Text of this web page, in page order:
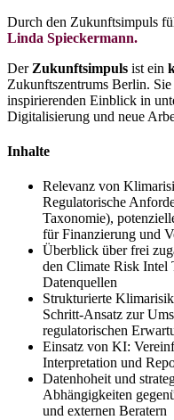
Durch den Zukunftsimpuls
Linda Spieckermann.
Der Zukunftsimpuls ist ein
Zukunftszentrums Berlin.
inspirierenden Einblick in
Digitalisierung und neue
Inhalte
Relevanz von
Regulatorische
Taxonomie),
für Finanzierung und
Überblick über frei
den Climate Risk Intel
Datenquellen
Strukturierte
Schritt-Ansatz zur
regulatorischen
Einsatz von KI:
Interpretation und
Datenhoheit und
Abhängigkeiten
und externen Beratern